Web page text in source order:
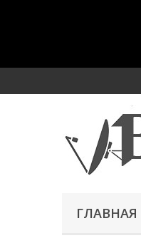
ГЛАВНАЯ